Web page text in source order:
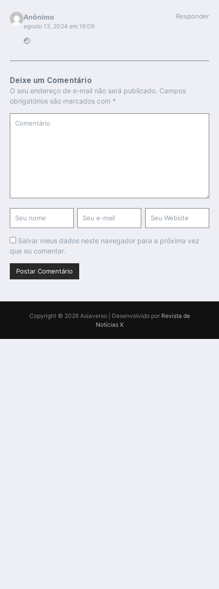
Anônimo
agosto 13, 2024 em 16:09
Responder
🤕
Deixe um Comentário
O seu endereço de e-mail não será publicado. Campos
obrigatórios são marcados com *
Salvar meus dados neste navegador para a próxima vez
que eu comentar.
Copyright © 2026 Asiaverso | Desenvolvido por Revista de
Notícias X